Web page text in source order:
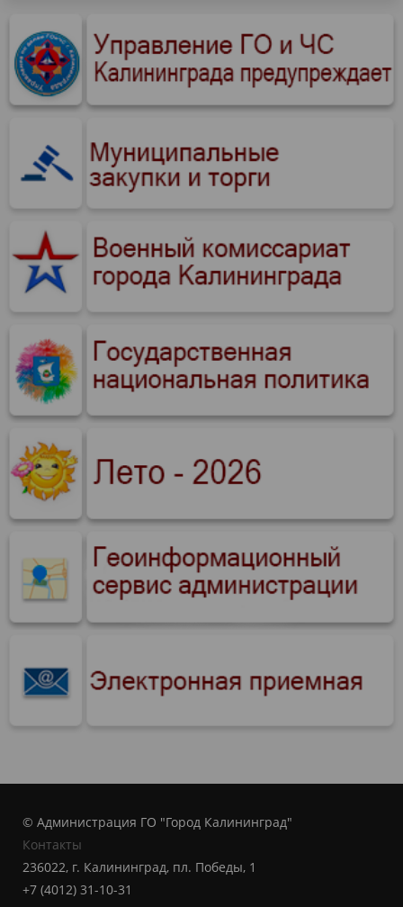
© Администрация ГО "Город Калининград"
Контакты
236022, г. Калининград, пл. Победы, 1
+7 (4012) 31-10-31